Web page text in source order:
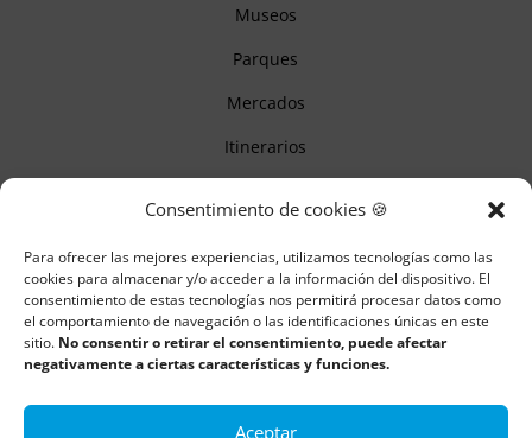
Consentimiento de cookies 🍪
Para ofrecer las mejores experiencias, utilizamos tecnologías como las
cookies para almacenar y/o acceder a la información del dispositivo. El
consentimiento de estas tecnologías nos permitirá procesar datos como
el comportamiento de navegación o las identificaciones únicas en este
sitio. No consentir o retirar el consentimiento, puede afectar
negativamente a ciertas características y funciones.
Aceptar
Museos
Parques
Mercados
Itinerarios
Descubre Cantabria
Información
Política de cookies